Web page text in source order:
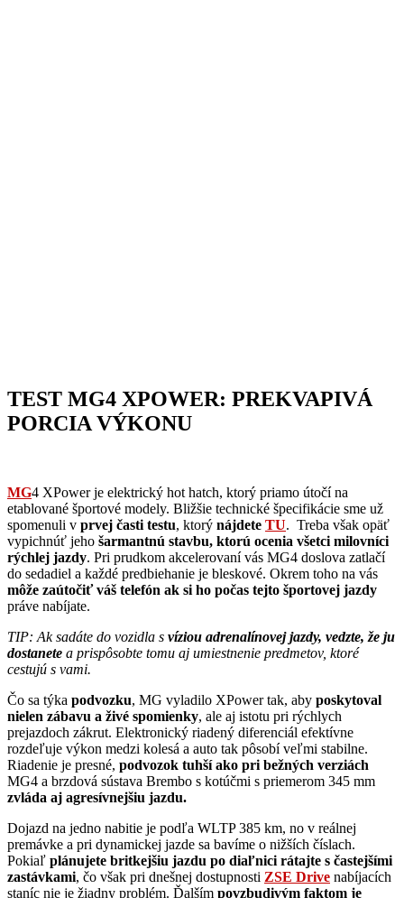
TEST MG4 XPOWER: PREKVAPIVÁ
PORCIA VÝKONU
MG4 XPower je elektrický hot hatch, ktorý priamo útočí na
etablované športové modely. Bližšie technické špecifikácie sme už
spomenuli v prvej časti testu, ktorý nájdete TU. Treba však opäť
vypichnúť jeho šarmantnú stavbu, ktorú ocenia všetci milovníci
rýchlej jazdy. Pri prudkom akcelerovaní vás MG4 doslova zatlačí
do sedadiel a každé predbiehanie je bleskové. Okrem toho na vás
môže zaútočiť váš telefón ak si ho počas tejto športovej jazdy
práve nabíjate.
TIP: Ak sadáte do vozidla s víziou adrenalínovej jazdy, vedzte, že ju
dostanete a prispôsobte tomu aj umiestnenie predmetov, ktoré
cestujú s vami.
Čo sa týka podvozku, MG vyladilo XPower tak, aby poskytoval
nielen zábavu a živé spomienky, ale aj istotu pri rýchlych
prejazdoch zákrut. Elektronický riadený diferenciál efektívne
rozdeľuje výkon medzi kolesá a auto tak pôsobí veľmi stabilne.
Riadenie je presné, podvozok tuhší ako pri bežných verziách
MG4 a brzdová sústava Brembo s kotúčmi s priemerom 345 mm
zvláda aj agresívnejšiu jazdu.
Dojazd na jedno nabitie je podľa WLTP 385 km, no v reálnej
premávke a pri dynamickej jazde sa bavíme o nižších číslach.
Pokiaľ plánujete britkejšiu jazdu po diaľnici rátajte s častejšími
zastávkami, čo však pri dnešnej dostupnosti ZSE Drive nabíjacích
staníc nie je žiadny problém. Ďalším povzbudivým faktom je